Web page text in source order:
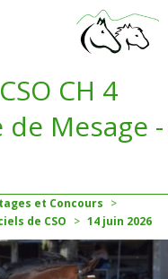
CH 4
Mesage -
et Concours >
de CSO > 14 juin 2026